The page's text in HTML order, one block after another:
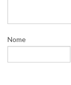
Nome